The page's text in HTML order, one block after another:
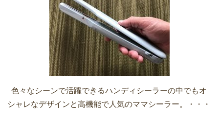
色々なシーンで活躍できるハンディシーラーの中でもオ
シャレなデザインと高機能で人気のママシーラー。・・・